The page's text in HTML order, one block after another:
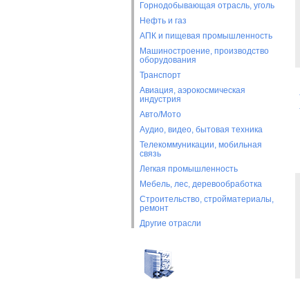
Горнодобывающая отрасль, уголь
Нефть и газ
АПК и пищевая промышленность
Машиностроение, производство
оборудования
Транспорт
Авиация, аэрокосмическая
индустрия
Авто/Мото
Аудио, видео, бытовая техника
Телекоммуникации, мобильная
связь
Легкая промышленность
Мебель, лес, деревообработка
Строительство, стройматериалы,
ремонт
Другие отрасли